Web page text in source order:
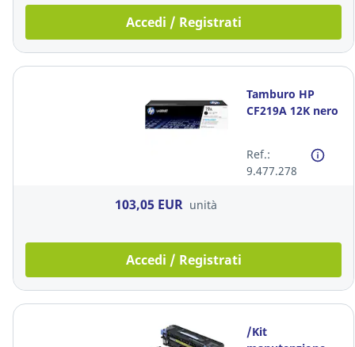
Accedi / Registrati
Tamburo HP
CF219A 12K nero
Ref.:
9.477.278
103,05 EUR unità
Accedi / Registrati
/Kit